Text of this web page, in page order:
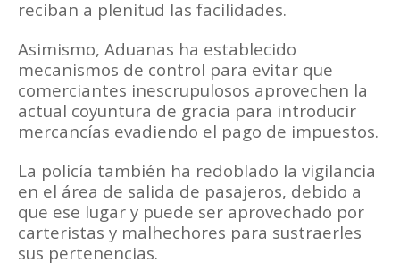
reciban a plenitud las facilidades.
Asimismo, Aduanas ha establecido
mecanismos de control para evitar que
comerciantes inescrupulosos aprovechen la
actual coyuntura de gracia para introducir
mercancías evadiendo el pago de impuestos.
La policía también ha redoblado la vigilancia
en el área de salida de pasajeros, debido a
que ese lugar y puede ser aprovechado por
carteristas y malhechores para sustraerles
sus pertenencias.